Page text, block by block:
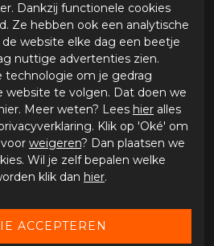
Macna Krown Dames
Dankzij functionele cookies
Ze hebben ook een analytische
website elke dag een beetje
nuttige advertenties zien.
technologie om je gedrag
website te volgen. Dat doen we
Meer weten? Lees hier alles
Klik op 'Oké' om
weigeren? Dan plaatsen we
Wil je zelf bepalen welke
klik dan hier.